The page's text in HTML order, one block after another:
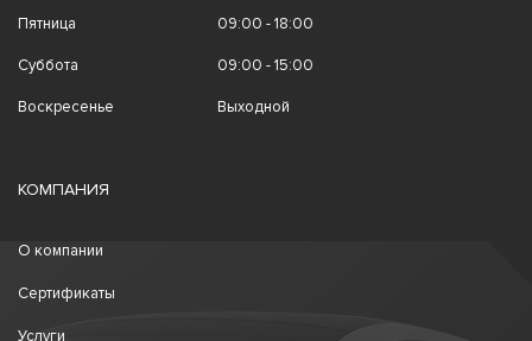
Пятница 09:00 - 18:00
Суббота 09:00 - 15:00
Воскресенье Выходной
КОМПАНИЯ
О компании
Сертификаты
Услуги